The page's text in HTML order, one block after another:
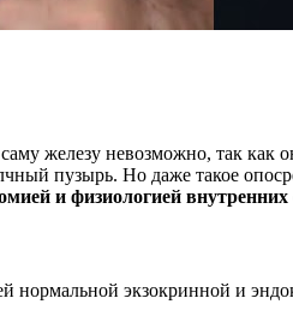
железу невозможно, так
пузырь. Но даже такое
и физиологией внутренних
нормальной экзокринной и